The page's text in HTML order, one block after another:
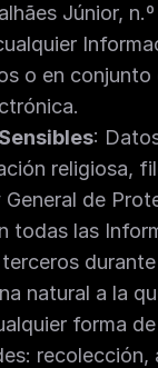
Júnior,
o en
:
religiosa,
de
todas las
natural a la
forma